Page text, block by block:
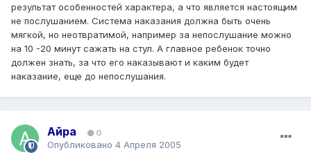
результат особенностей характера, а что является настоящим
не послушанием. Система наказания должна быть очень
мягкой, но неотвратимой, например за непослушание можно
на 10 -20 минут сажать на стул. А главное ребенок точно
должен знать, за что его наказывают и каким будет
наказание, еще до непослушания.
Айра 0
Опубликовано 4 Апреля 2005